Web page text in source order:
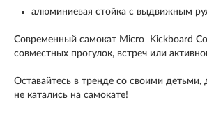
алюминиевая стойка с выдвижным
Современный самокат Micro Kickboard
совместных прогулок, встреч или
Оставайтесь в тренде со своими детьми,
не катались на самокате!